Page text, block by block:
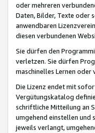
oder mehreren
Daten, Bilder, Texte oder
anwendbaren
diesen verbundenen
Sie dürfen den
verletzen. Sie dürfen
maschinelles Lernen
Die Lizenz endet mit
Vergütungskatalog
schriftliche Mitteilung an
umgehend einstellen und
jeweils verlangt,